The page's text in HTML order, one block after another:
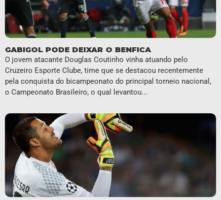
GABIGOL PODE DEIXAR O BENFICA
O jovem atacante Douglas Coutinho vinha atuando pelo
Cruzeiro Esporte Clube, time que se destacou recentemente
pela conquista do bicampeonato do principal torneio nacional,
o Campeonato Brasileiro, o qual levantou...